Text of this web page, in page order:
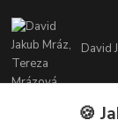
David
info@bylinky-
🍪